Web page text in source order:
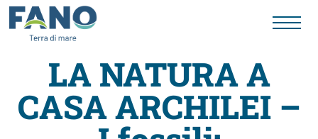
Fano
LA NATURA A
CASA ARCHILEI –